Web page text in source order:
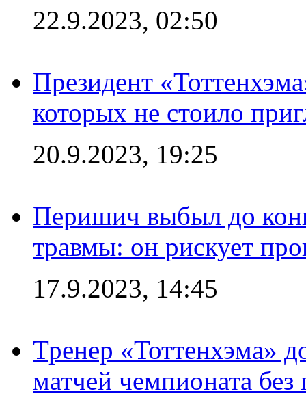
22.9.2023, 02:50
Президент
которых не стоило
20.9.2023, 19:25
Перишич выбыл до
травмы: он рискует
17.9.2023, 14:45
Тренер «Тоттенхэма»
матчей чемпионата